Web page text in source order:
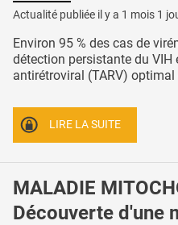
Actualité publiée il y a 1 mois 1
Environ 95 % des cas de
détection persistante du VIH
antirétroviral (TARV) optimal
LIRE LA SUITE
MALADIE
Découverte d'une